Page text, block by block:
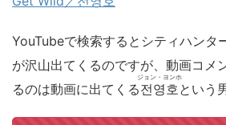
YouTubeで検索するとシティハンタ
が沢山出てくるのですが、動画コメ
るのは動画に出てくる전영호
ジョン・ヨンホ
という